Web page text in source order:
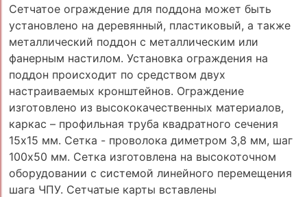
Сетчатое ограждение для поддона может быть
установлено на деревянный, пластиковый, а также
металлический поддон с металлическим или
фанерным настилом. Установка ограждения на
поддон происходит по средством двух
настраиваемых кронштейнов. Ограждение
изготовлено из высококачественных материалов,
каркас – профильная труба квадратного сечения
15х15 мм. Сетка - проволока диметром 3,8 мм, шаг
100х50 мм. Сетка изготовлена на высокоточном
оборудовании с системой линейного перемещения
шага ЧПУ. Сетчатые карты вставлены